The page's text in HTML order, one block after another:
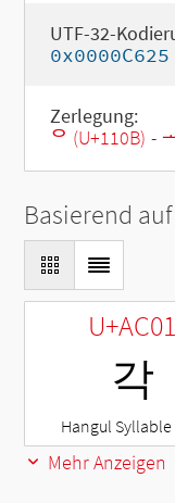
UTF-32-
0x0000C625
Zerlegung:
ᄋ (U+110B) -
Basierend auf
U+AC01
각
Hangul Syllable
Mehr Anzeigen